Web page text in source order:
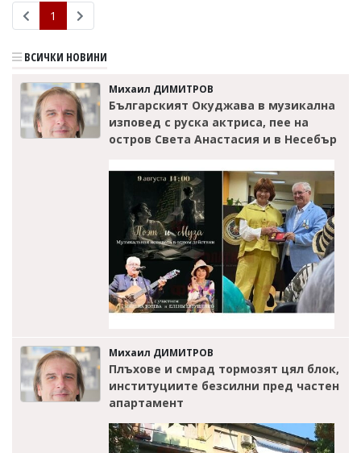
1
ВСИЧКИ НОВИНИ
Михаил ДИМИТРОВ
Българският Окуджава в музикална
изповед с руска актриса, пее на
остров Света Анастасия и в Несебър
Михаил ДИМИТРОВ
Плъхове и смрад тормозят цял блок,
институциите безсилни пред частен
апартамент